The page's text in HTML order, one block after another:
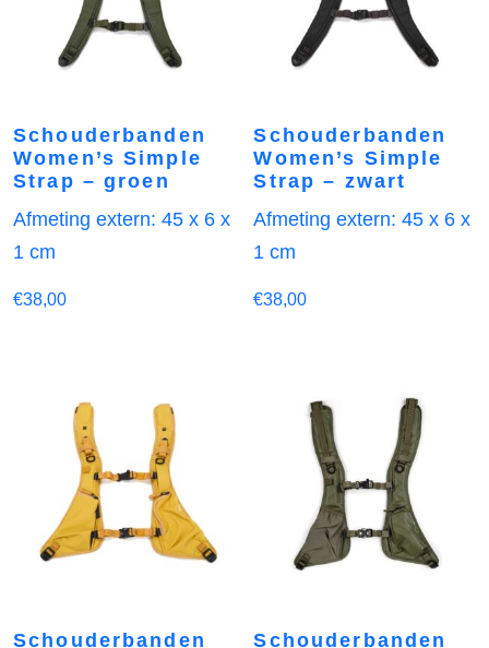
Schouderbanden
Women’s Simple
Strap – groen
Afmeting extern: 45 x 6 x
1 cm
€38,00
Schouderbanden
Women’s Simple
Strap – zwart
Afmeting extern: 45 x 6 x
1 cm
€38,00
Schouderbanden
Schouderbanden